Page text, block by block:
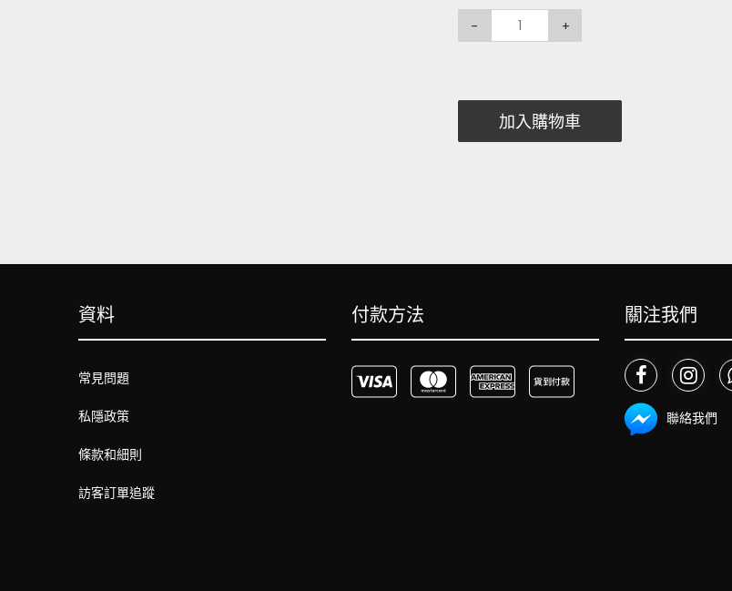
- +
加入購物車
資料
常見問題
私隱政策
條款和細則
訪客訂單追蹤
付款方法 關注我們
聯絡我們